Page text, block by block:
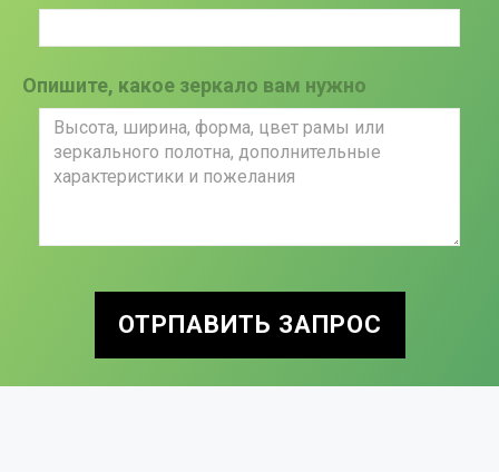
Опишите, какое зеркало вам нужно
ОТРПАВИТЬ ЗАПРОС